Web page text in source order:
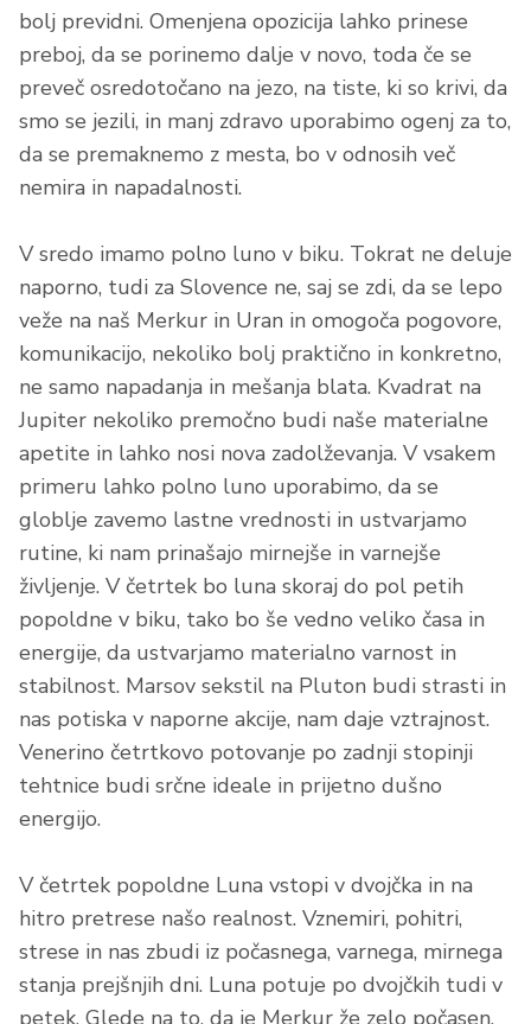
bolj previdni. Omenjena opozicija lahko prinese
preboj, da se porinemo dalje v novo, toda če se
preveč osredotočano na jezo, na tiste, ki so krivi, da
smo se jezili, in manj zdravo uporabimo ogenj za to,
da se premaknemo z mesta, bo v odnosih več
nemira in napadalnosti.
V sredo imamo polno luno v biku. Tokrat ne deluje
naporno, tudi za Slovence ne, saj se zdi, da se lepo
veže na naš Merkur in Uran in omogoča pogovore,
komunikacijo, nekoliko bolj praktično in konkretno,
ne samo napadanja in mešanja blata. Kvadrat na
Jupiter nekoliko premočno budi naše materialne
apetite in lahko nosi nova zadolževanja. V vsakem
primeru lahko polno luno uporabimo, da se
globlje zavemo lastne vrednosti in ustvarjamo
rutine, ki nam prinašajo mirnejše in varnejše
življenje. V četrtek bo luna skoraj do pol petih
popoldne v biku, tako bo še vedno veliko časa in
energije, da ustvarjamo materialno varnost in
stabilnost. Marsov sekstil na Pluton budi strasti in
nas potiska v naporne akcije, nam daje vztrajnost.
Venerino četrtkovo potovanje po zadnji stopinji
tehtnice budi srčne ideale in prijetno dušno
energijo.
V četrtek popoldne Luna vstopi v dvojčka in na
hitro pretrese našo realnost. Vznemiri, pohitri,
strese in nas zbudi iz počasnega, varnega, mirnega
stanja prejšnjih dni. Luna potuje po dvojčkih tudi v
petek. Glede na to, da je Merkur že zelo počasen,